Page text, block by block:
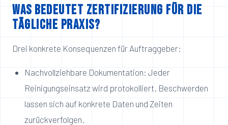
Was bedeutet Zertifizierung für die
tägliche Praxis?
Drei konkrete Konsequenzen für Auftraggeber:
Nachvollziehbare Dokumentation: Jeder
Reinigungseinsatz wird protokolliert. Beschwerden
lassen sich auf konkrete Daten und Zeiten
zurückverfolgen.